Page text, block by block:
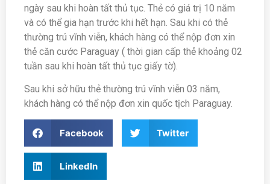
ngày sau khi hoàn tất thủ tục. Thẻ có giá trị 10 năm
và có thể gia hạn trước khi hết hạn. Sau khi có thẻ
thường trú vĩnh viễn, khách hàng có thể nộp đơn xin
thẻ căn cước Paraguay ( thời gian cấp thẻ khoảng 02
tuần sau khi hoàn tất thủ tục giấy tờ).
Sau khi sở hữu thẻ thường trú vĩnh viễn 03 năm,
khách hàng có thể nộp đơn xin quốc tịch Paraguay.
Facebook Twitter
LinkedIn